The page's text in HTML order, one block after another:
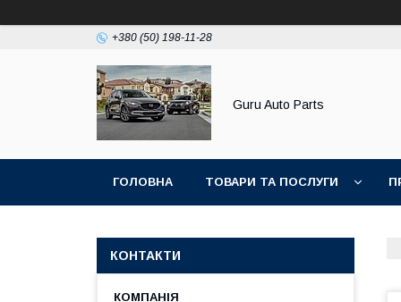
+380 (50) 198-11-28
Guru Auto Parts
ГОЛОВНА ТОВАРИ ТА ПОСЛУГИ
КОНТАКТИ